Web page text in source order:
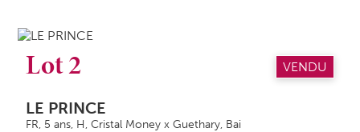
Lot 2 VENDU
LE PRINCE
FR, 5 ans, H, Cristal Money x Guethary, Bai